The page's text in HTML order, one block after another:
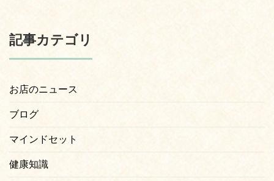
記事カテゴリ
お店のニュース
ブログ
マインドセット
健康知識